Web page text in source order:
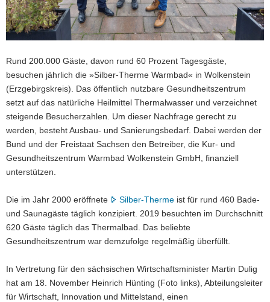
Rund 200.000 Gäste, davon rund 60 Prozent Tagesgäste,
besuchen jährlich die »Silber-Therme Warmbad« in Wolkenstein
(Erzgebirgskreis). Das öffentlich nutzbare Gesundheitszentrum
setzt auf das natürliche Heilmittel Thermalwasser und verzeichnet
steigende Besucherzahlen. Um dieser Nachfrage gerecht zu
werden, besteht Ausbau- und Sanierungsbedarf. Dabei werden der
Bund und der Freistaat Sachsen den Betreiber, die Kur- und
Gesundheitszentrum Warmbad Wolkenstein GmbH, finanziell
unterstützen.
Die im Jahr 2000 eröffnete Silber-Therme ist für rund 460 Bade-
und Saunagäste täglich konzipiert. 2019 besuchten im Durchschnitt
620 Gäste täglich das Thermalbad. Das beliebte
Gesundheitszentrum war demzufolge regelmäßig überfüllt.
In Vertretung für den sächsischen Wirtschaftsminister Martin Dulig
hat am 18. November Heinrich Hünting (Foto links), Abteilungsleiter
für Wirtschaft, Innovation und Mittelstand, einen